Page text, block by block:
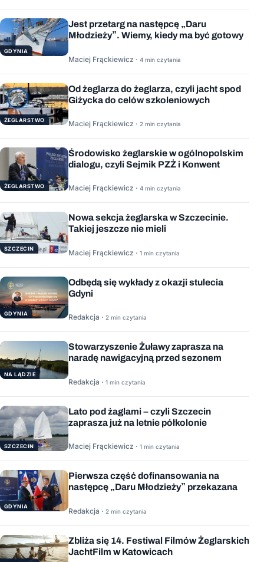
GDYNIA
Jest przetarg na następcę „Daru
Młodzieży”. Wiemy, kiedy ma być gotowy
Maciej Frąckiewicz · 4 min czytania
ŻEGLARSTWO
Od żeglarza do żeglarza, czyli jacht spod
Giżycka do celów szkoleniowych
Maciej Frąckiewicz · 2 min czytania
ŻEGLARSTWO
Środowisko żeglarskie w ogólnopolskim
dialogu, czyli Sejmik PZŻ i Konwent
Maciej Frąckiewicz · 4 min czytania
SZCZECIN
Nowa sekcja żeglarska w Szczecinie.
Takiej jeszcze nie mieli
Maciej Frąckiewicz · 1 min czytania
GDYNIA
Odbędą się wykłady z okazji stulecia
Gdyni
Redakcja · 2 min czytania
NA LĄDZIE
Stowarzyszenie Żuławy zaprasza na
naradę nawigacyjną przed sezonem
Redakcja · 1 min czytania
SZCZECIN
Lato pod żaglami – czyli Szczecin
zaprasza już na letnie półkolonie
Maciej Frąckiewicz · 1 min czytania
GDYNIA
Pierwsza część dofinansowania na
następcę „Daru Młodzieży” przekazana
Redakcja · 2 min czytania
Zbliża się 14. Festiwal Filmów Żeglarskich
JachtFilm w Katowicach